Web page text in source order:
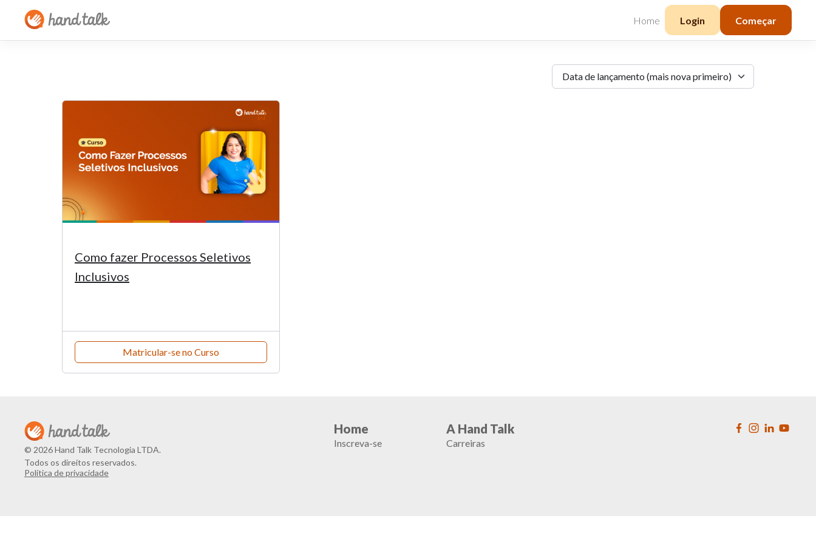
Home Login Começar
Data de lançamento (mais nova primeiro)
Como fazer Processos Seletivos
Inclusivos
Matricular-se no Curso
© 2026 Hand Talk Tecnologia LTDA.
Todos os direitos reservados.
Política de privacidade
Home
Inscreva-se
A Hand Talk
Carreiras